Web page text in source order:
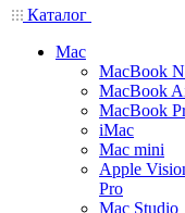
Каталог
Mac
MacBook
MacBook
MacBook
iMac
Mac mini
Apple
Pro
Mac Studio